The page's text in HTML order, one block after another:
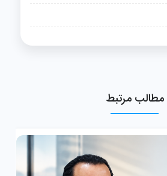
مطالب مرتبط